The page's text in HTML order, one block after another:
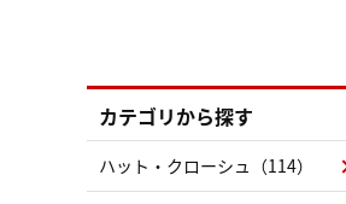
カテゴリから探す
ハット・クローシュ（114）